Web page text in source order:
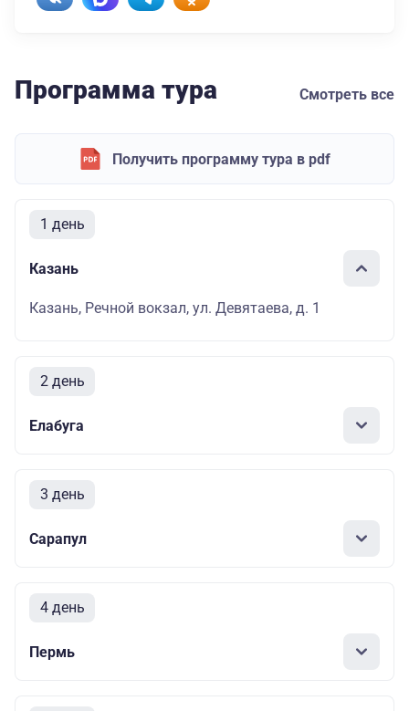
Программа тура Смотреть все
Получить программу тура в pdf
1 день
Казань
Казань, Речной вокзал, ул. Девятаева, д. 1
2 день
Елабуга
3 день
Сарапул
4 день
Пермь